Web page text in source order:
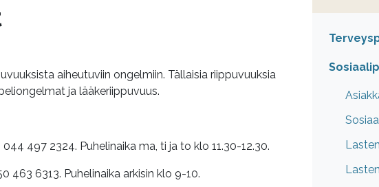
aiheutuviin ongelmiin. Tällaisia riippuvuuksia
ja lääkeriippuvuus.
497 2324. Puhelinaika ma, ti ja to klo 11.30-12.30.
463 6313. Puhelinaika arkisin klo 9-10.